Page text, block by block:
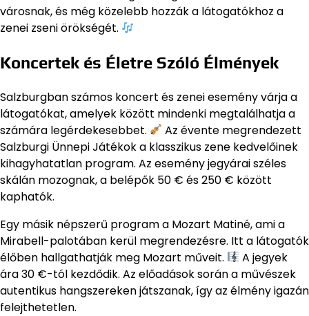
városnak, és még közelebb hozzák a látogatókhoz a
zenei zseni örökségét.
Koncertek és Életre Szóló Élmények
Salzburgban számos koncert és zenei esemény várja a
látogatókat, amelyek között mindenki megtalálhatja a
számára legérdekesebbet.
Az évente megrendezett
Salzburgi Ünnepi Játékok a klasszikus zene kedvelőinek
kihagyhatatlan program. Az esemény jegyárai széles
skálán mozognak, a belépők 50 € és 250 € között
kaphatók.
Egy másik népszerű program a Mozart Matiné, ami a
Mirabell-palotában kerül megrendezésre. Itt a látogatók
élőben hallgathatják meg Mozart műveit.
A jegyek
ára 30 €-tól kezdődik. Az előadások során a művészek
autentikus hangszereken játszanak, így az élmény igazán
felejthetetlen.